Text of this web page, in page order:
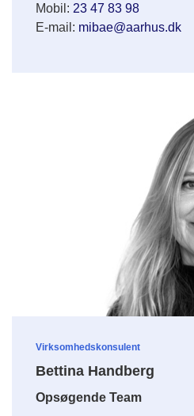
Mobil: 23 47 83 98
E-mail: mibae@aarhus.dk
Virksomhedskonsulent
Bettina Handberg
Opsøgende Team